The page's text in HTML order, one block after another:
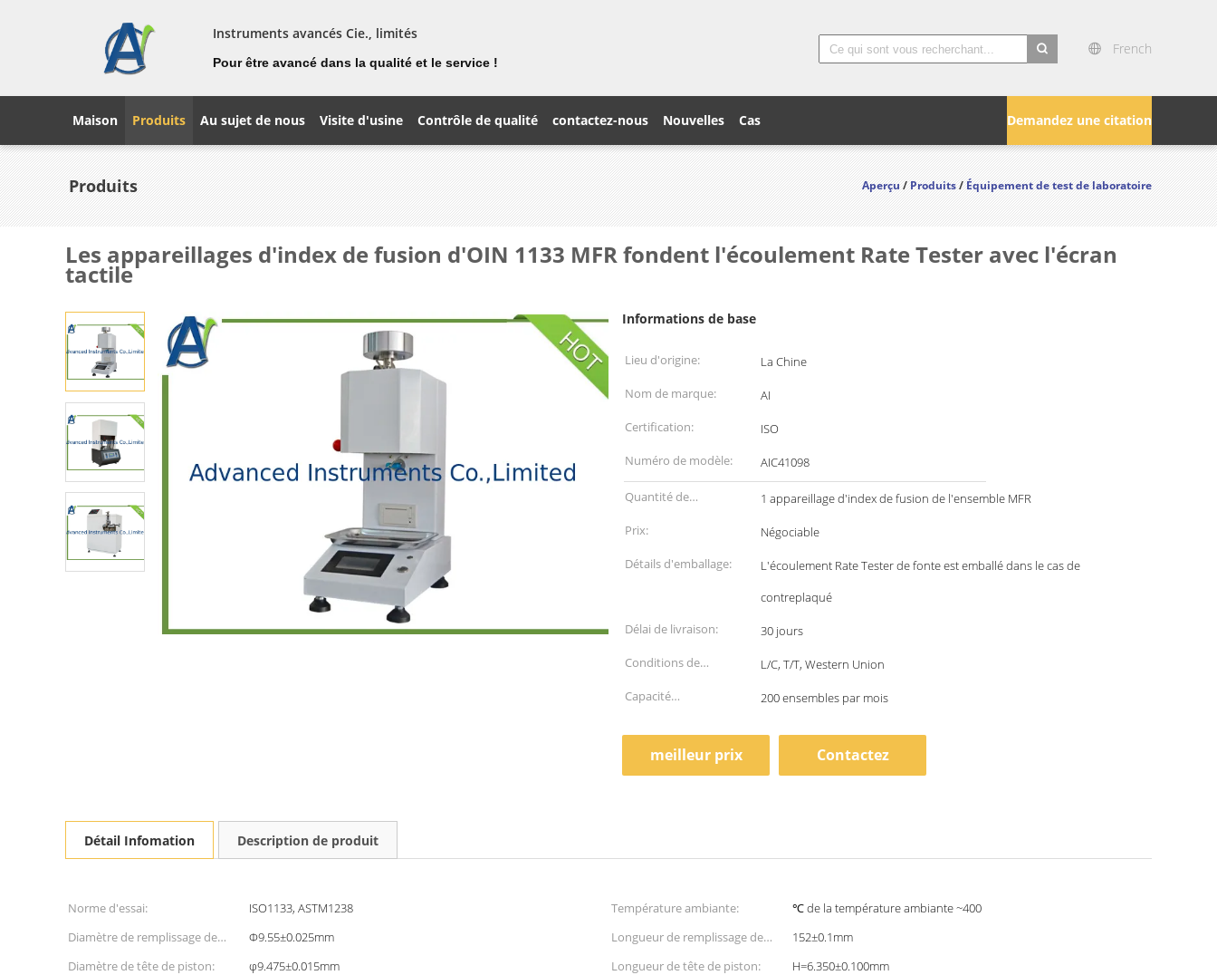
Instruments avancés Cie., limités
Pour être avancé dans la qualité et le service !
French
Demandez une citation
Maison Produits Au sujet de nous Visite d'usine Contrôle de qualité contactez-nous Nouvelles Cas
Produits Aperçu/Produits/Équipement de test de laboratoire
Les appareillages d'index de fusion d'OIN 1133 MFR fondent l'écoulement Rate Tester avec l'écran
tactile
Informations de base
Lieu d'origine:
La Chine
Nom de marque:
AI
Certification:
ISO
Numéro de modèle:
AIC41098
Quantité de
commande min:
1 appareillage d'index de fusion de l'ensemble MFR
Prix:
Négociable
Détails d'emballage:
L'écoulement Rate Tester de fonte est emballé dans le cas de
contreplaqué
Délai de livraison:
30 jours
Conditions de
paiement:
L/C, T/T, Western Union
Capacité
200 ensembles par mois
meilleur prix Contactez
Détail Infomation Description de produit
Norme d'essai: ISO1133, ASTM1238 Température ambiante:
℃ de la température ambiante ~400
Diamètre de remplissage de
baril:
Φ9.55±0.025mm
Longueur de remplissage de
baril:
152±0.1mm
Diamètre de tête de piston:
φ9.475±0.015mm Longueur de tête de piston:
H=6.350±0.100mm